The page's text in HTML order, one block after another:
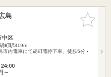
お気に入
りに追加
島
中区
胡町駅319m
市内電車にて胡町電停下車、徒歩5分 ▪
24:00
～